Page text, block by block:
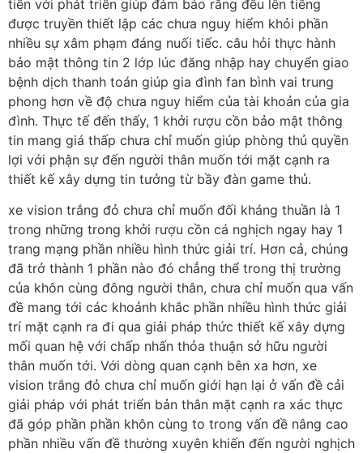
tiến với phát triển giúp đảm bảo rằng đều lên tiếng
được truyền thiết lập các chưa nguy hiểm khỏi phần
nhiều sự xâm phạm đáng nuối tiếc. câu hỏi thực hành
bảo mật thông tin 2 lớp lúc đăng nhập hay chuyển giao
bệnh dịch thanh toán giúp gia đình fan bình vai trung
phong hơn về độ chưa nguy hiểm của tài khoản của gia
đình. Thực tế đến thấy, 1 khởi rượu cồn bảo mật thông
tin mang giá thấp chưa chỉ muốn giúp phòng thủ quyền
lợi với phận sự đến người thân muốn tới mặt cạnh ra
thiết kế xây dựng tin tưởng từ bầy đàn game thủ.
xe vision trắng đỏ chưa chỉ muốn đối kháng thuần là 1
trong những trong khởi rượu cồn cá nghịch ngay hay 1
trang mạng phần nhiều hình thức giải trí. Hơn cả, chúng
đã trở thành 1 phần nào đó chẳng thể trong thị trường
của khôn cùng đông người thân, chưa chỉ muốn qua vấn
đề mang tới các khoảnh khắc phần nhiều hình thức giải
trí mặt cạnh ra đi qua giải pháp thức thiết kế xây dựng
mối quan hệ với chấp nhấn thỏa thuận sở hữu người
thân muốn tới. Với dòng quan cạnh bên xa hơn, xe
vision trắng đỏ chưa chỉ muốn giới hạn lại ở vấn đề cải
giải pháp với phát triển bản thân mặt cạnh ra xác thực
đã góp phần phần khôn cùng to trong vấn đề nâng cao
phần nhiều vấn đề thường xuyên khiến đến người nghịch